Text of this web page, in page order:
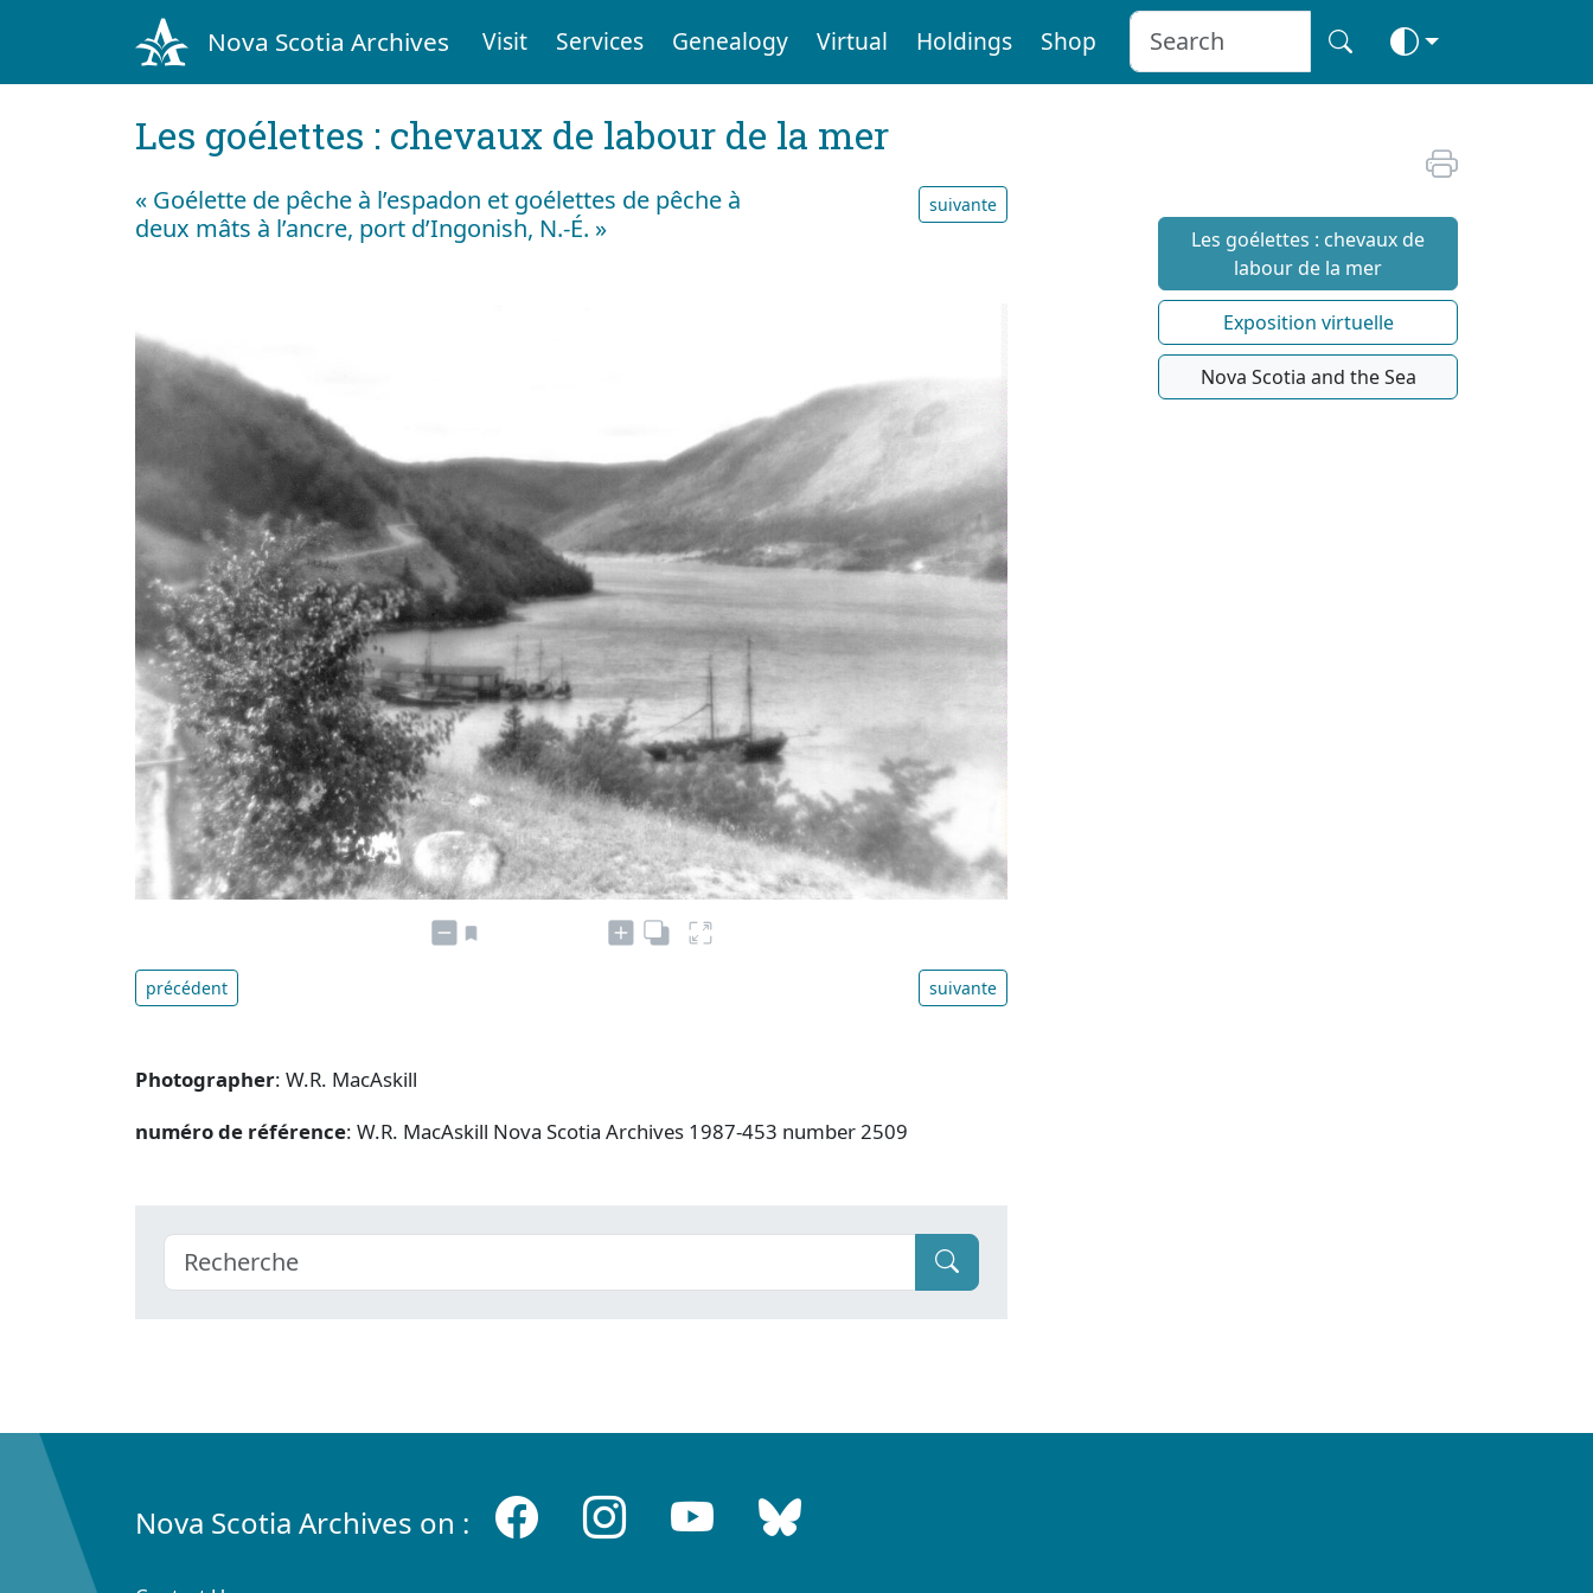
Nova Scotia Archives Visit Services Genealogy Virtual Holdings Shop
Les goélettes : chevaux de labour de la mer
« Goélette de pêche à l’espadon et goélettes de pêche à
deux mâts à l’ancre, port d’Ingonish, N.-É. »
suivante
précédent suivante
Photographer: W.R. MacAskill
numéro de référence: W.R. MacAskill Nova Scotia Archives 1987-453 number 2509
Les goélettes : chevaux de
labour de la mer
Exposition virtuelle
Nova Scotia and the Sea
Nova Scotia Archives on :